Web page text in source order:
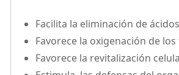
Facilita la eliminación de
Favorece la oxigenación de
Favorece la revitalización